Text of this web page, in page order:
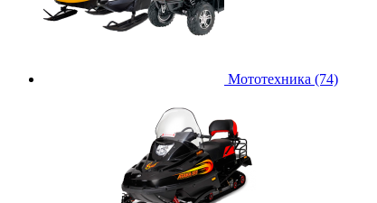
Мототехника (74)